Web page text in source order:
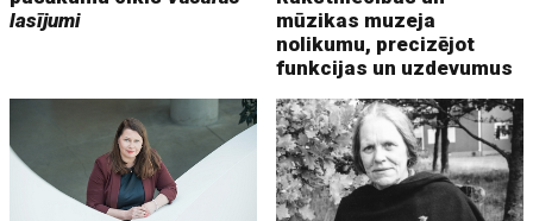
lasījumi
mūzikas muzeja
nolikumu, precizējot
funkcijas un uzdevumus